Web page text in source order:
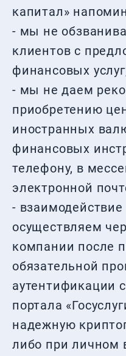
капитал»
- мы не
клиентов с
финансовых
- мы не даем
приобретению
иностранных
финансовых
телефону, в
электронной
-
осуществляем
компании после
обязательной
аутентификации
портала
надежную
либо при личном